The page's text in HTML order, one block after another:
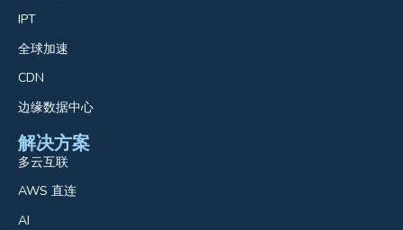
IPT
全球加速
CDN
边缘数据中心
解决方案
多云互联
AWS 直连
AI